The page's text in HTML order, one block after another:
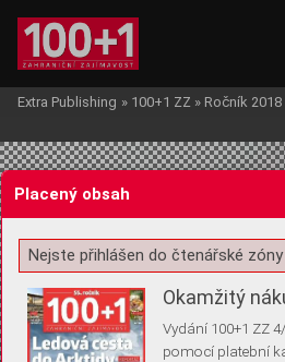
Žádost o souhlas s ukládáním
Extra Publishing » 100+1 ZZ » Ročník 2018
Placený obsah
Nejste přihlášen do čtenářské zóny
Okamžitý
Vydání 100+1 ZZ
pomocí platební